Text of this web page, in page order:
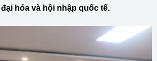
hóa và hội nhập quốc tế.